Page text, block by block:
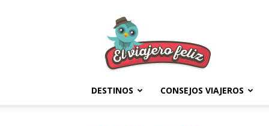
Feliz
DESTINOS CONSEJOS VIAJEROS